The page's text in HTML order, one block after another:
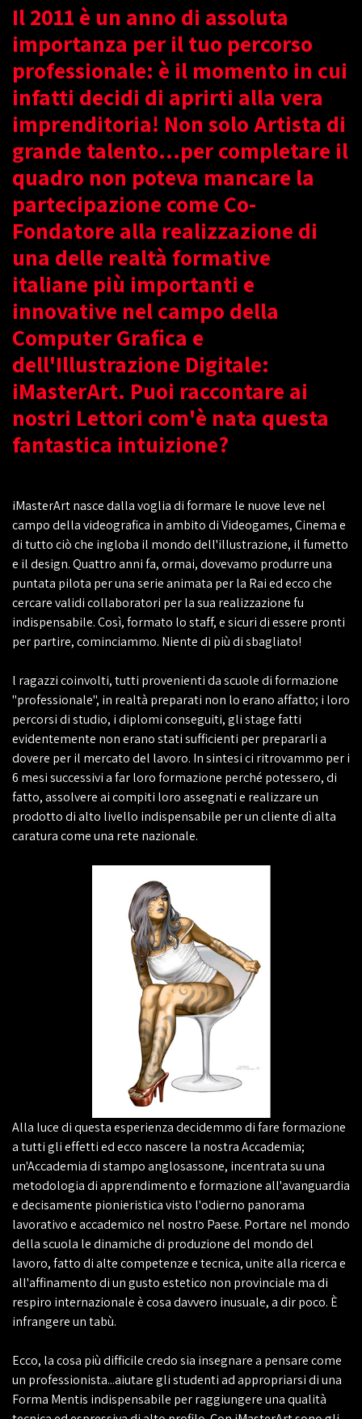
Il 2011 è un anno di assoluta
importanza per il tuo percorso
professionale: è il momento in cui
infatti decidi di aprirti alla vera
imprenditoria! Non solo Artista di
grande talento...per completare il
quadro non poteva mancare la
partecipazione come Co-
Fondatore alla realizzazione di
una delle realtà formative
italiane più importanti e
innovative nel campo della
Computer Grafica e
dell'Illustrazione Digitale:
iMasterArt. Puoi raccontare ai
nostri Lettori com'è nata questa
fantastica intuizione?
iMasterArt nasce dalla voglia di formare le nuove leve nel
campo della videografica in ambito di Videogames, Cinema e
di tutto ciò che ingloba il mondo dell'illustrazione, il fumetto
e il design. Quattro anni fa, ormai, dovevamo produrre una
puntata pilota per una serie animata per la Rai ed ecco che
cercare validi collaboratori per la sua realizzazione fu
indispensabile. Così, formato lo staff, e sicuri di essere pronti
per partire, cominciammo. Niente di più di sbagliato!
l ragazzi coinvolti, tutti provenienti da scuole di formazione
"professionale", in realtà preparati non lo erano affatto; i loro
percorsi di studio, i diplomi conseguiti, gli stage fatti
evidentemente non erano stati sufficienti per prepararli a
dovere per il mercato del lavoro. In sintesi ci ritrovammo per i
6 mesi successivi a far loro formazione perché potessero, di
fatto, assolvere ai compiti loro assegnati e realizzare un
prodotto di alto livello indispensabile per un cliente dì alta
caratura come una rete nazionale.
Alla luce di questa esperienza decidemmo di fare formazione
a tutti gli effetti ed ecco nascere la nostra Accademia;
un'Accademia di stampo anglosassone, incentrata su una
metodologia di apprendimento e formazione all'avanguardia
e decisamente pionieristica visto l'odierno panorama
lavorativo e accademico nel nostro Paese. Portare nel mondo
della scuola le dinamiche di produzione del mondo del
lavoro, fatto di alte competenze e tecnica, unite alla ricerca e
all'affinamento di un gusto estetico non provinciale ma di
respiro internazionale è cosa davvero inusuale, a dir poco. È
infrangere un tabù.
Ecco, la cosa più difficile credo sia insegnare a pensare come
un professionista...aiutare gli studenti ad appropriarsi di una
Forma Mentis indispensabile per raggiungere una qualità